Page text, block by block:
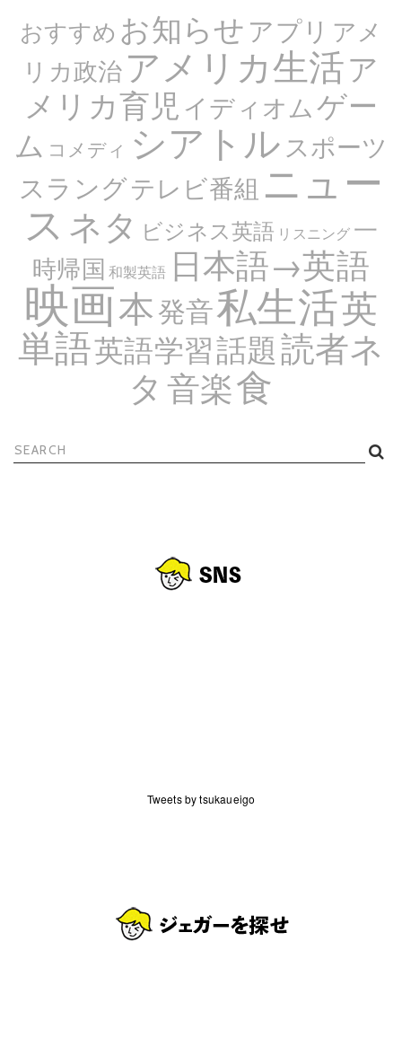
おすすめ お知らせアプリ アメ
リカ政治アメリカ生活ア
メリカ育児 イディオムゲー
ム コメディ シアトルスポーツ
スラングテレビ番組 ニュー
ス ネタ ビジネス英語 リスニング 一
時帰国 和製英語 日本語→英語
映画本発音私生活英
単語英語学習話題読者ネ
タ 音楽食
Tweets by tsukaueigo